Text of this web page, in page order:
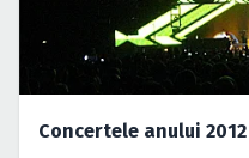
Concertele anului